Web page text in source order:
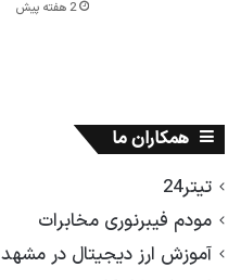
2 هفته پیش
همکاران ما
تیتر24
مودم فیبرنوری مخابرات
آموزش ارز دیجیتال در مشهد